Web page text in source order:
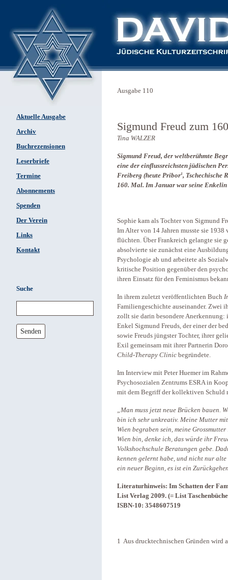
Aktuelle Ausgabe
Archiv
Buchrezensionen
Leserbriefe
Termine
Abonnements
Spenden
Der Verein
Links
Kontakt
Suche
Senden
Ausgabe 110
Sigmund Freud zum
Tina WALZER
Sigmund Freud, der weltberühmte
eine der einflussreichsten jüdischen
Freiberg (heute Pribor1, Tschechische
160. Mal. Im Januar war seine Enkelin
Sophie kam als Tochter von Sigmund
Im Alter von 14 Jahren musste sie
flüchten. Über Frankreich gelangte sie
absolvierte sie zunächst eine
Psychologie ab und arbeitete als
kritische Position gegenüber den
ihren Einsatz für den Feminismus
In ihrem zuletzt veröffentlichten Buch
Familiengeschichte auseinander. Zwei
zollt sie darin besondere
Enkel Sigmund Freuds, der einer der
sowie Freuds jüngster Tochter, ihrer
Exil gemeinsam mit ihrer Partnerin
Child-Therapy Clinic begründete.
Im Interview mit Peter Huemer im
Psychosozialen Zentrums ESRA in
mit dem Begriff der kollektiven Schuld
„Man muss jetzt neue Brücken bauen.
bin ich sehr unkreativ. Meine Mutter
Wien begraben sein, meine
Wien bin, denke ich, das würde ihr
Volkshochschule Beratungen gebe.
kennen gelernt habe, und nicht nur
ein neuer Beginn, es ist ein
Literaturhinweis: Im Schatten der
List Verlag 2009. (= List
ISBN-10: 3548607519
1 Aus drucktechnischen Gründen wird